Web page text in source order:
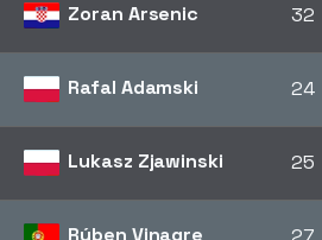
Zoran Arsenic 32
Rafal Adamski 24
Lukasz Zjawinski 25
Rúben Vinagre